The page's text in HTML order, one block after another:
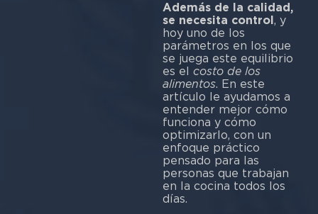
Además de la calidad,
se necesita control , y
hoy uno de los
parámetros en los que
se juega este equilibrio
es el costo de los
alimentos. En este
artículo le ayudamos a
entender mejor cómo
funciona y cómo
optimizarlo, con un
enfoque práctico
pensado para las
personas que trabajan
en la cocina todos los
días.